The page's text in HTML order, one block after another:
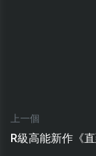
上一個
R級高能新作《